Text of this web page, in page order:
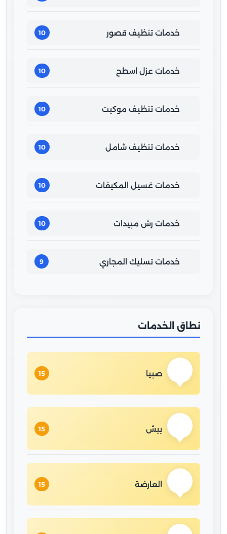
خدمات تنظيف قصور 10
خدمات عزل اسطح 10
خدمات تنظيف موكيت 10
خدمات تنظيف شامل 10
خدمات غسيل المكيفات 10
خدمات رش مبيدات 10
خدمات تسليك المجاري 9
نطاق الخدمات
صبيا 15
بيش 15
العارضة 15